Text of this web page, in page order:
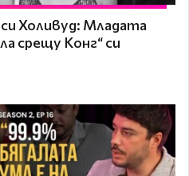
Холивуд: Младата
срещу Конг“ си